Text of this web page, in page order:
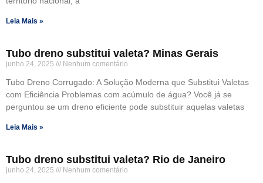
Leia Mais »
Tubo dreno substitui valeta? Minas Gerais
junho 24, 2025 Nenhum comentário
Tubo Dreno Corrugado: A Solução Moderna que Substitui Valetas
com Eficiência Problemas com acúmulo de água? Você já se
perguntou se um dreno eficiente pode substituir aquelas valetas
Leia Mais »
Tubo dreno substitui valeta? Rio de Janeiro
junho 24, 2025 Nenhum comentário